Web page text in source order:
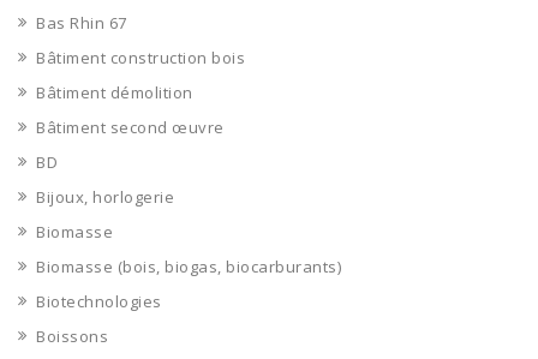
Bas Rhin 67
Bâtiment construction bois
Bâtiment démolition
Bâtiment second œuvre
BD
Bijoux, horlogerie
Biomasse
Biomasse (bois, biogas, biocarburants)
Biotechnologies
Boissons